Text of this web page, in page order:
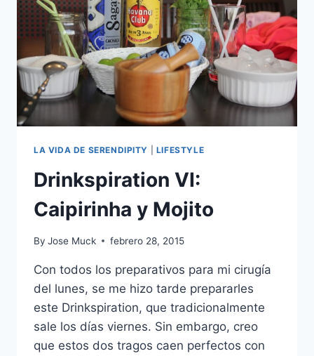
LA VIDA DE SERENDIPITY LIFESTYLE
Drinkspiration VI:
Caipirinha y Mojito
By Jose Muck febrero 28, 2015
Con todos los preparativos para mi cirugía
del lunes, se me hizo tarde prepararles
este Drinkspiration, que tradicionalmente
sale los días viernes. Sin embargo, creo
que estos dos tragos caen perfectos con